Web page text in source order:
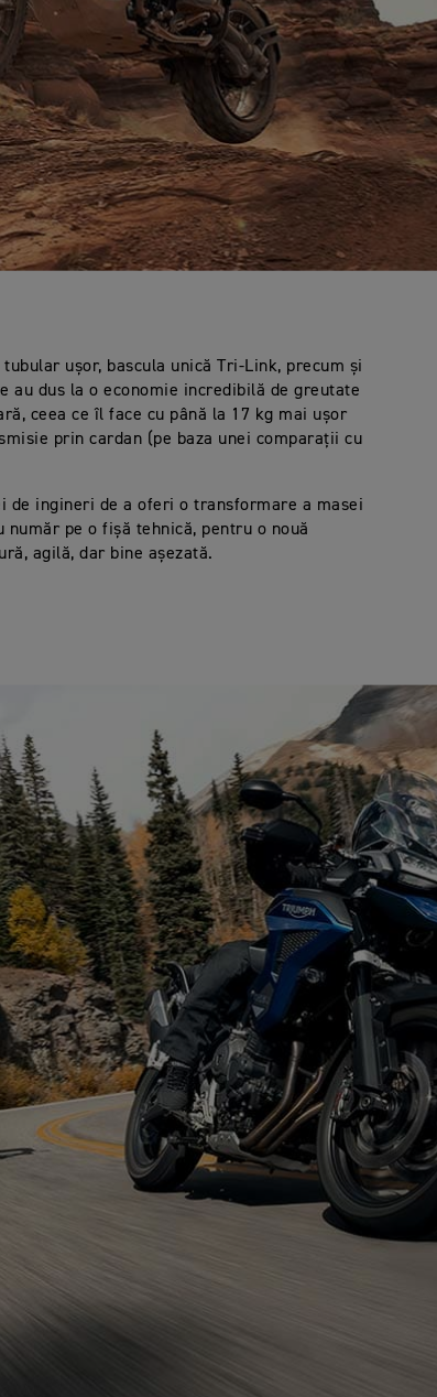
ușor, bascula unică Tri-Link, precum și
au dus la o economie incredibilă de greutate
ceea ce îl face cu până la 17 kg mai ușor
prin cardan (pe baza unei comparații cu
de ingineri de a oferi o transformare a masei
pe o fișă tehnică, pentru o nouă
agilă, dar bine așezată.